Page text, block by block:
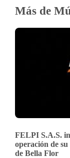
Más de
FELPI S.A.S.
operación de
de Bella Flor